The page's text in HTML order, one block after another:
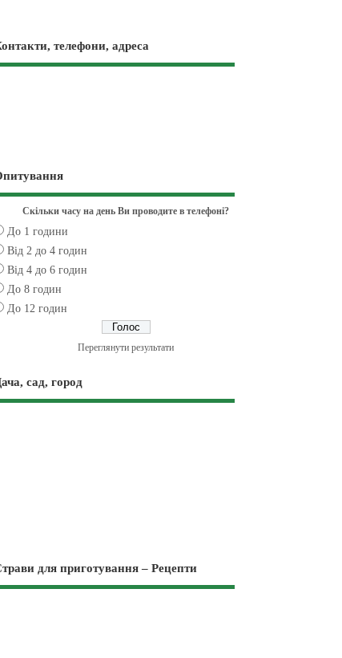
телефони, адреса
Скільки часу на день Ви проводите в телефоні?
До 1 години
Від 2 до 4 годин
Від 4 до 6 годин
До 8 годин
До 12 годин
Переглянути результати
сад, город
для приготування – Рецепти